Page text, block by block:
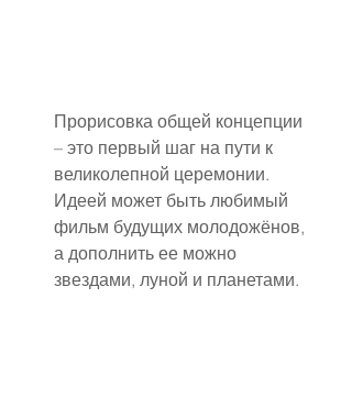
Прорисовка общей концепции
– это первый шаг на пути к
великолепной церемонии.
Идеей может быть любимый
фильм будущих молодожёнов,
а дополнить ее можно
звездами, луной и планетами.